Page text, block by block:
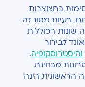
בחצוצרות
בעיות מסוג זה
שונות הכוללות
לבירור
והיסטרוסקופיה.
מבחינת
הראשונית הינה